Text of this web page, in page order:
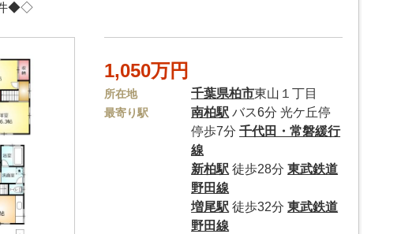
件◆◇
1,050万円
所在地 千葉県柏市東山１丁目
最寄り駅 南柏駅 バス6分 光ケ丘停
停歩7分千代田・常磐緩行
線
新柏駅 徒歩28分東武鉄道
野田線
増尾駅 徒歩32分東武鉄道
野田線